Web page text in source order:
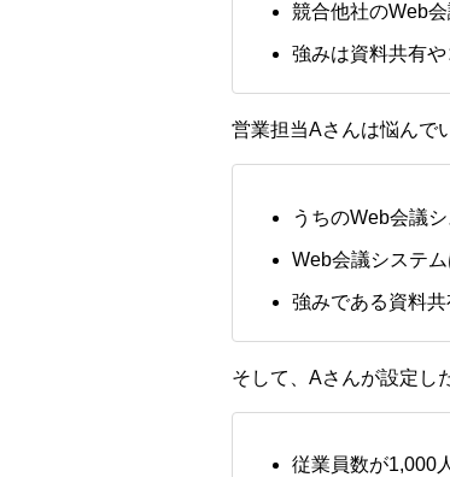
競合他社のWeb
強みは資料共有や
営業担当Aさんは悩んで
うちのWeb会議
Web会議システ
強みである資料
そして、Aさんが設定
従業員数が1,000